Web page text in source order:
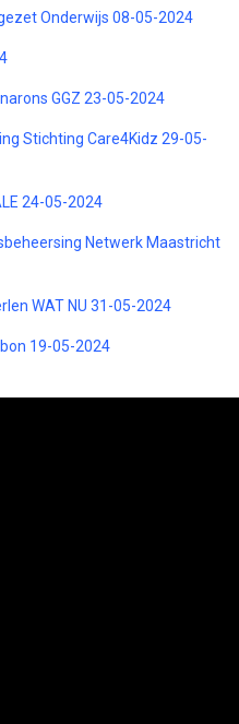
Onderwijs 08-05-2024
GGZ 23-05-2024
Stichting Care4Kidz 29-05-
24-05-2024
Netwerk Maastricht
WAT NU 31-05-2024
19-05-2024